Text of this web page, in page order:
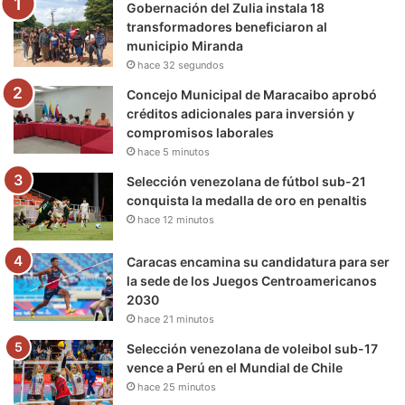
o
r
e
r
a
m
a
Gobernación del Zulia instala 18
transformadores beneficiaron al
municipio Miranda
hace 32 segundos
Concejo Municipal de Maracaibo aprobó
créditos adicionales para inversión y
compromisos laborales
hace 5 minutos
Selección venezolana de fútbol sub-21
conquista la medalla de oro en penaltis
hace 12 minutos
Caracas encamina su candidatura para ser
la sede de los Juegos Centroamericanos
2030
hace 21 minutos
Selección venezolana de voleibol sub-17
vence a Perú en el Mundial de Chile
hace 25 minutos